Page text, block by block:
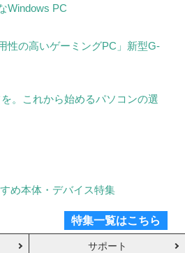
Windows PC
性の高いゲーミングPC」新型G-
。これから始めるパソコンの選
め本体・デバイス特集
特集一覧はこちら
サポート